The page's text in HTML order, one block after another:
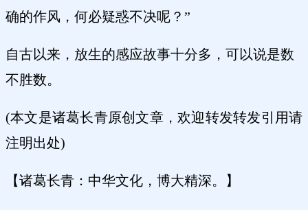
确的作风，何必疑惑不决呢？”
自古以来，放生的感应故事十分多，可以说是数
不胜数。
(本文是诸葛长青原创文章，欢迎转发转发引用请
注明出处)
【诸葛长青：中华文化，博大精深。】